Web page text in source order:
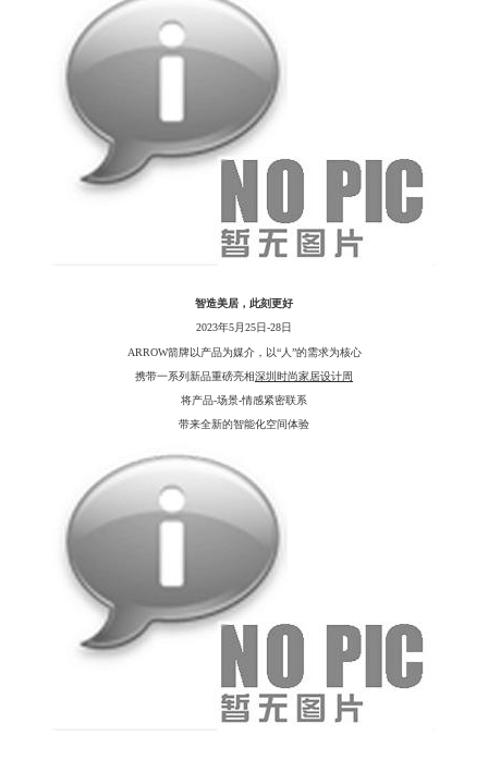
智造美居，此刻更好
2023年5月25日-28日
ARROW箭牌以产品为媒介，以“人”的需求为核心
携带一系列新品重磅亮相深圳时尚家居设计周
将产品-场景-情感紧密联系
带来全新的智能化空间体验